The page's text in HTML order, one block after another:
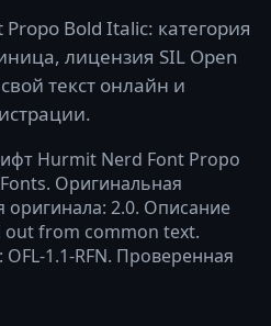
Bold Italic: категория
лицензия SIL Open
текст онлайн и
Hurmit Nerd Font Propo
Оригинальная
оригинала: 2.0. Описание
out from common text.
1.1-RFN. Проверенная